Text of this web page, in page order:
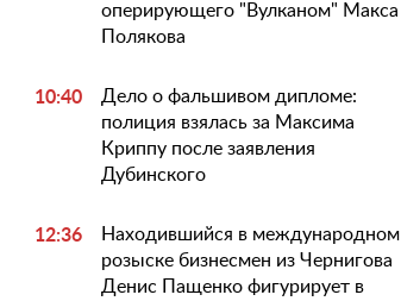
оперирующего "Вулканом" Макса
Полякова
10:40
Дело о фальшивом дипломе:
полиция взялась за Максима
Криппу после заявления
Дубинского
12:36
Находившийся в международном
розыске бизнесмен из Чернигова
Денис Пащенко фигурирует в